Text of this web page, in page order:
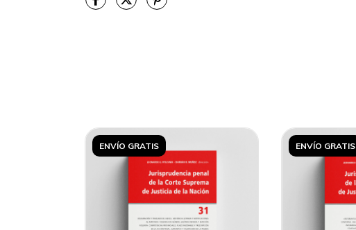
ENVÍO GRATIS ENVÍO GRATIS